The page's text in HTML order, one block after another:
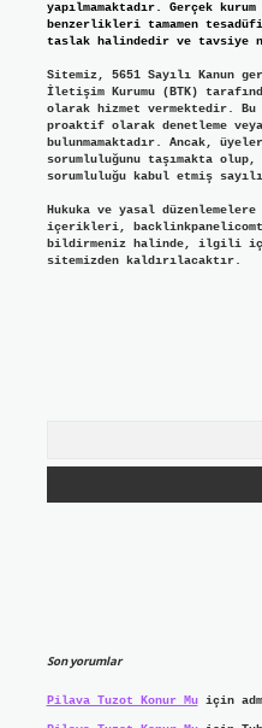
yapılmamaktadır. Gerçek
benzerlikleri tamamen
taslak halindedir ve tavsiye
Sitemiz, 5651 Sayılı Kanun
İletişim Kurumu (BTK)
olarak hizmet vermektedir.
proaktif olarak denetleme veya
bulunmamaktadır. Ancak,
sorumluluğunu taşımakta
sorumluluğu kabul etmiş
Hukuka ve yasal düzenlemelere
içerikleri,
bildirmeniz halinde, ilgili
sitemizden kaldırılacaktır.
Son yorumlar
Pilava Tuzot Konur Muiçin